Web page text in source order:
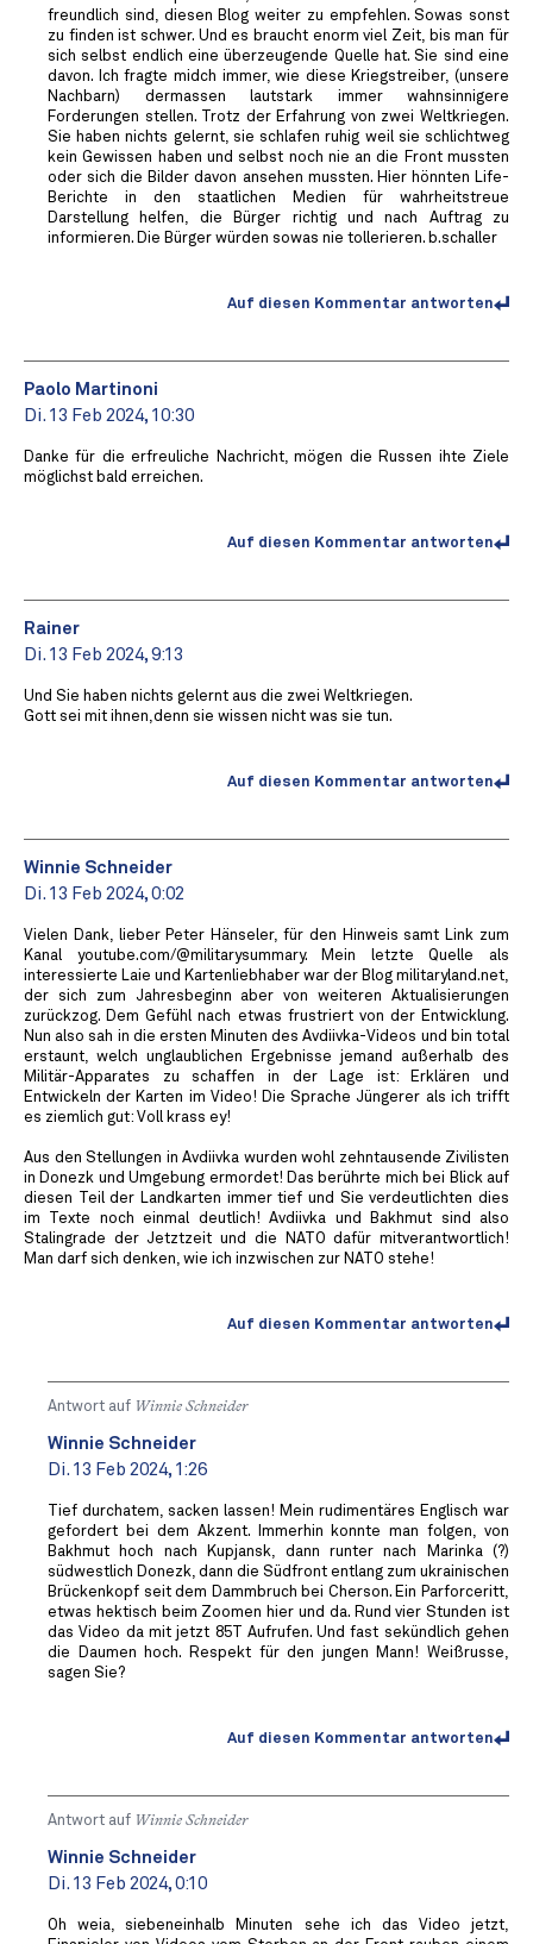
freundlich sind, diesen Blog weiter zu empfehlen. Sowas sonst
zu finden ist schwer. Und es braucht enorm viel Zeit, bis man für
sich selbst endlich eine überzeugende Quelle hat. Sie sind eine
davon. Ich fragte midch immer, wie diese Kriegstreiber, (unsere
Nachbarn) dermassen lautstark immer wahnsinnigere
Forderungen stellen. Trotz der Erfahrung von zwei Weltkriegen.
Sie haben nichts gelernt, sie schlafen ruhig weil sie schlichtweg
kein Gewissen haben und selbst noch nie an die Front mussten
oder sich die Bilder davon ansehen mussten. Hier hönnten Life-
Berichte in den staatlichen Medien für wahrheitstreue
Darstellung helfen, die Bürger richtig und nach Auftrag zu
informieren. Die Bürger würden sowas nie tollerieren. b.schaller
Auf diesen Kommentar antworten
Paolo Martinoni
Di. 13 Feb 2024, 10:30
Danke für die erfreuliche Nachricht, mögen die Russen ihte Ziele
möglichst bald erreichen.
Auf diesen Kommentar antworten
Rainer
Di. 13 Feb 2024, 9:13
Und Sie haben nichts gelernt aus die zwei Weltkriegen.
Gott sei mit ihnen,denn sie wissen nicht was sie tun.
Auf diesen Kommentar antworten
Winnie Schneider
Di. 13 Feb 2024, 0:02
Vielen Dank, lieber Peter Hänseler, für den Hinweis samt Link zum
Kanal youtube.com/@militarysummary. Mein letzte Quelle als
interessierte Laie und Kartenliebhaber war der Blog militaryland.net,
der sich zum Jahresbeginn aber von weiteren Aktualisierungen
zurückzog. Dem Gefühl nach etwas frustriert von der Entwicklung.
Nun also sah in die ersten Minuten des Avdiivka-Videos und bin total
erstaunt, welch unglaublichen Ergebnisse jemand außerhalb des
Militär-Apparates zu schaffen in der Lage ist: Erklären und
Entwickeln der Karten im Video! Die Sprache Jüngerer als ich trifft
es ziemlich gut: Voll krass ey!
Aus den Stellungen in Avdiivka wurden wohl zehntausende Zivilisten
in Donezk und Umgebung ermordet! Das berührte mich bei Blick auf
diesen Teil der Landkarten immer tief und Sie verdeutlichten dies
im Texte noch einmal deutlich! Avdiivka und Bakhmut sind also
Stalingrade der Jetztzeit und die NATO dafür mitverantwortlich!
Man darf sich denken, wie ich inzwischen zur NATO stehe!
Auf diesen Kommentar antworten
Antwort auf Winnie Schneider
Winnie Schneider
Di. 13 Feb 2024, 1:26
Tief durchatem, sacken lassen! Mein rudimentäres Englisch war
gefordert bei dem Akzent. Immerhin konnte man folgen, von
Bakhmut hoch nach Kupjansk, dann runter nach Marinka (?)
südwestlich Donezk, dann die Südfront entlang zum ukrainischen
Brückenkopf seit dem Dammbruch bei Cherson. Ein Parforceritt,
etwas hektisch beim Zoomen hier und da. Rund vier Stunden ist
das Video da mit jetzt 85T Aufrufen. Und fast sekündlich gehen
die Daumen hoch. Respekt für den jungen Mann! Weißrusse,
sagen Sie?
Auf diesen Kommentar antworten
Antwort auf Winnie Schneider
Winnie Schneider
Di. 13 Feb 2024, 0:10
Oh weia, siebeneinhalb Minuten sehe ich das Video jetzt,